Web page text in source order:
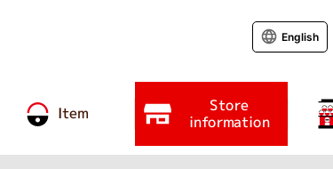
Item Store
information
English